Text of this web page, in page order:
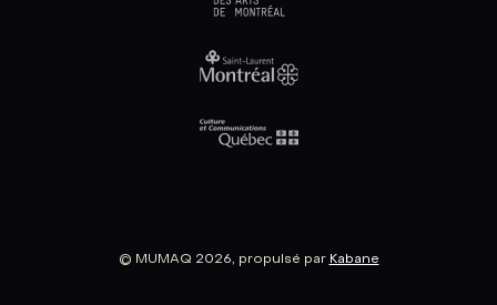
© MUMAQ 2026, propulsé par Kabane